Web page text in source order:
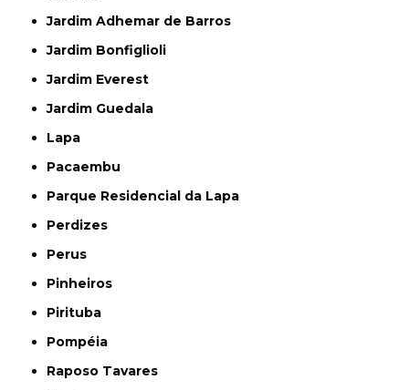
Jardim Adhemar de Barros
Jardim Bonfiglioli
Jardim Everest
Jardim Guedala
Lapa
Pacaembu
Parque Residencial da Lapa
Perdizes
Perus
Pinheiros
Pirituba
Pompéia
Raposo Tavares